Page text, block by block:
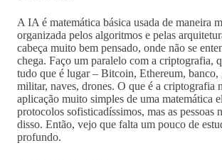
A IA é matemática básica usada de maneira
organizada pelos algoritmos e pelas
cabeça muito bem pensado, onde não se
chega. Faço um paralelo com a criptografia,
tudo que é lugar – Bitcoin, Ethereum, banco,
militar, naves, drones. O que é a criptografia
aplicação muito simples de uma matemática
protocolos sofisticadíssimos, mas as pessoas
disso. Então, vejo que falta um pouco de
profundo.